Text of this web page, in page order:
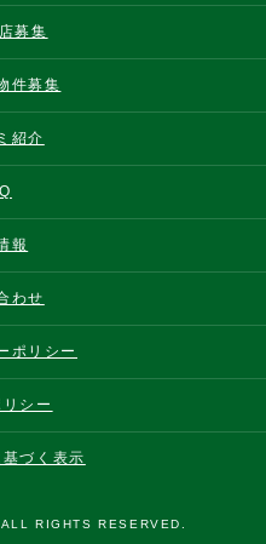
募集
件募集
紹介
報
わせ
ポリシー
シー
づく表示
RIGHTS RESERVED.